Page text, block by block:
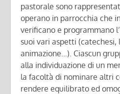
pastorale sono
operano in parrocchia che
verificano e programmano
suoi vari aspetti
animazione…). Ciascun
alla individuazione di un
la facoltà di nominare altri
rendere equilibrato ed